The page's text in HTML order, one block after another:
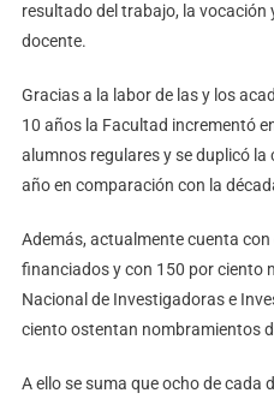
resultado del trabajo, la vocación
docente.
Gracias a la labor de las y los
10 años la Facultad incrementó
alumnos regulares y se duplicó
año en comparación con la
Además, actualmente cuenta
financiados y con 150 por ciento
Nacional de Investigadoras e
ciento ostentan nombramientos
A ello se suma que ocho de cada